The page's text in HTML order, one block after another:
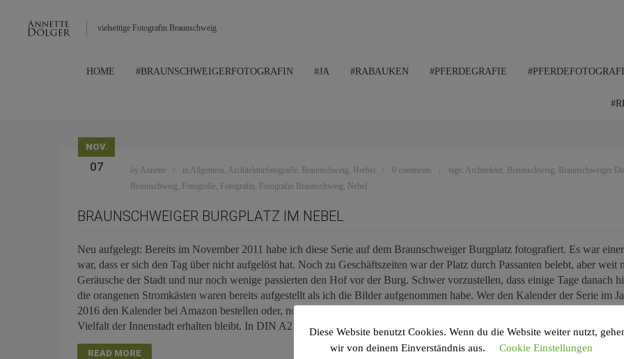
vielseitige Fotografin Braunschweig
HOME #BRAUNSCHWEIGERFOTOGRAFIN #JA #RABAUKEN #PFERDEGRAFIE
NOV.
07 by Annette in Allgemein, Architekturfotografie, Braunschweig, Herbst 0 comments tags: Architektur, Braunschweig, Braunschweiger
Braunschweig, Fotografie, Fotografin, Fotografin Braunschweig, Nebel
BRAUNSCHWEIGER BURGPLATZ IM NEBEL
Neu aufgelegt: Bereits im November 2011 habe ich diese Serie auf dem Braunschweiger Burgplatz fotografiert. Es war
war, dass er sich den Tag über nicht aufgelöst hat. Noch zu Geschäftszeiten war der Platz durch Passanten belebt, aber
Geräusche der Stadt und nur noch wenige passierten den Hof vor der Burg. Schwer vorzustellen, dass einige Tage danach
die orangenen Stromkästen waren bereits aufgestellt als ich die Bilder aufgenommen habe. Wer den Kalender der Serie im
2016 den Kalender bei Amazon bestellen oder, noch viel besser, bei Graff, denn als Braunschweigerin freue ich mich,
Vielfalt der Innenstadt erhalten bleibt. In DIN A2 und DIN A3: https://www.graff.de/shop/artikel/9783664318650.html
READ MORE
Diese Website benutzt Cookies. Wenn du die Website weiter nutzt,
wir von deinem Einverständnis aus.
Cookie Einstellungen